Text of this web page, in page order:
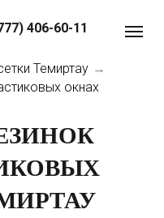
406-60-11
Темиртау →
окнах